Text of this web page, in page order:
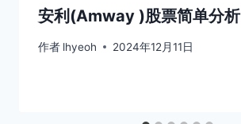
安利(Amway )股票简单分析
作者 lhyeoh 2024年12月11日